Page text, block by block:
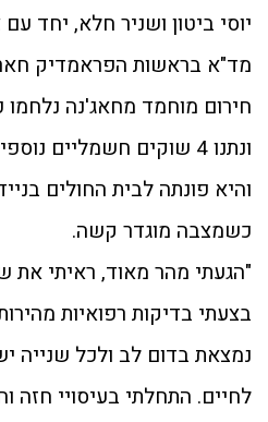
יוסי ביטון ושניר חלא, יחד
מד"א בראשות הפראמדיק
חירום מוחמד מחאג'נה נלחמו
ונתנו 4 שוקים חשמליים
והיא פונתה לבית החולים
כשמצבה מוגדר קשה.
"הגעתי מהר מאוד, ראיתי את
בצעתי בדיקות רפואיות
נמצאת בדום לב ולכל שנייה
לחיים. התחלתי בעיסויי חזה